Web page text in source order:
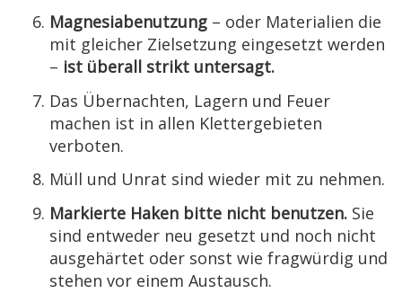
Magnesiabenutzung – oder Materialien die
mit gleicher Zielsetzung eingesetzt werden
– ist überall strikt untersagt.
Das Übernachten, Lagern und Feuer
machen ist in allen Klettergebieten
verboten.
Müll und Unrat sind wieder mit zu nehmen.
Markierte Haken bitte nicht benutzen. Sie
sind entweder neu gesetzt und noch nicht
ausgehärtet oder sonst wie fragwürdig und
stehen vor einem Austausch.